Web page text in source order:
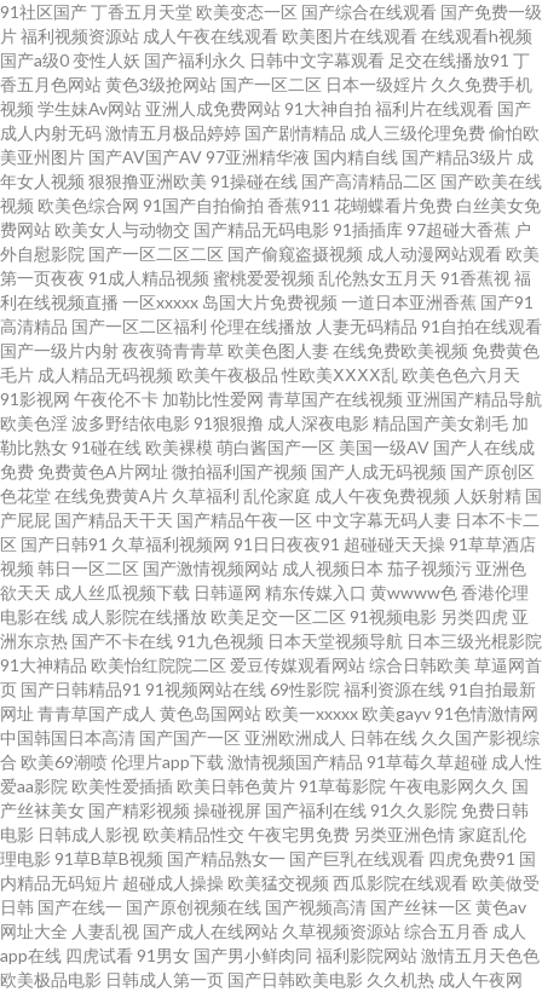
院 亚洲黄页在线看 国产剧情一区 日韩中文字幕欧美 日本熟妇 91公司制作传
媒 久久伊人亚洲 亚洲精品国产高 日本不卡视屏 bt种子磁力搜索网站 欧美久
久一区二区婷婷久久 曰曰摸天天添天天湿 国内成人精品 天天操B日韩无码 成
人aaaa 欧美玖玖爱111 在线观看69视频 国产综合久草 天天播播 超碰99在线
老妇 欧美成人性交影院 一区亚洲综合自拍 国产香蕉人人 少妇白浆视频 国产
刮毛在线观看 日本最新免费二区三区 国产成在线 亚洲精品aa 农民影视VIP免
费观看电视剧 草比视频官网 日韩无码福利导航 国产丝袜脚交视频 在线观看
国产高清免费 茄子香蕉成人网 国产传媒91视频 国产区地址91 亚洲日本va 男
女真人性做爰 传媒A片 午夜直播网址大全 黄色理论视频 最新电视剧在线免费
欧洲毛片影院 超碰人草色欲 欧美精品aaaaaa 在线国产自在 国产影视一区二
区三区 婷婷五月天二区 超碰人碰 欧美另类丝袜自拍 在线91网址 久久久久久
久久久久久艹 亚洲aⅴ片不 国产欧美视频有码在线 三级经典高清在线 www91
视频 欧美大尺寸suv欧美 在线天堂免费 麻花精品麻花传 一二三区欧美视频 国
产一级视频在线观看 深夜福利av 啊V天堂网一区二区 免费无码又黄又爽又刺
激 又黄又粗又猛 国产一卡二卡三卡在线 色先锋91在线影音先锋 久久精品一
区 亚洲欧洲卡通动漫另 国产精品尤物脚交脚y 日日爱网 草莓视频深夜 欧美日
91社区国产丁香五月天堂 欧美变态一区 国产综合在线观看 国产免费一级
片福利视频资源站 成人午夜在线观看 欧美图片在线观看在线观看h视频
国产a级0变性人妖 国产福利永久 日韩中文字幕观看 足交在线播放91 丁
香五月色网站黄色3级抢网站 国产一区二区 日本一级婬片 久久免费手机
视频 学生妹Av网站 亚洲人成免费网站 91大神自拍 福利片在线观看 国产
成人内射无码激情五月极品婷婷 国产剧情精品 成人三级伦理免费偷怕欧
美亚州图片 国产AV国产AV 97亚洲精华液 国内精自线 国产精品3级片 成
年女人视频 狠狠撸亚洲欧美 91操碰在线 国产高清精品二区 国产欧美在线
视频 欧美色综合网 91国产自拍偷拍 香蕉911 花蝴蝶看片免费 白丝美女免
费网站 欧美女人与动物交 国产精品无码电影 91插插库 97超碰大香蕉 户
外自慰影院 国产一区二区二区 国产偷窥盗摄视频 成人动漫网站观看 欧美
第一页夜夜 91成人精品视频 蜜桃爱爱视频 乱伦熟女五月天 91香蕉视福
利在线视频直播 一区xxxxx 岛国大片免费视频 一道日本亚洲香蕉 国产91
高清精品 国产一区二区福利 伦理在线播放 人妻无码精品 91自拍在线观看
国产一级片内射夜夜骑青青草 欧美色图人妻在线免费欧美视频 免费黄色
毛片 成人精品无码视频 欧美午夜极品 性欧美ⅩⅩⅩⅩ乱 欧美色色六月天
91影视网 午夜伦不卡 加勒比性爱网 青草国产在线视频 亚洲国产精品导航
欧美色淫波多野结依电影 91狠狠撸 成人深夜电影 精品国产美女剃毛 加
勒比熟女 91碰在线 欧美裸模 萌白酱国产一区 美国一级AV 国产人在线成
免费 免费黄色A片网址 微拍福利国产视频 国产人成无码视频 国产原创区
色花堂在线免费黄A片 久草福利 乱伦家庭 成人午夜免费视频 人妖射精 国
产屁屁 国产精品天干天 国产精品午夜一区 中文字幕无码人妻 日本不卡二
区 国产日韩91 久草福利视频网 91日日夜夜91 超碰碰天天操 91草草酒店
视频 韩日一区二区 国产激情视频网站 成人视频日本 茄子视频污 亚洲色
欲天天 成人丝瓜视频下载 日韩逼网 精东传媒入口 黄wwww色香港伦理
电影在线 成人影院在线播放 欧美足交一区二区 91视频电影 另类四虎 亚
洲东京热 国产不卡在线 91九色视频 日本天堂视频导航 日本三级光棍影院
91大神精品 欧美怡红院院二区 爱豆传媒观看网站综合日韩欧美 草逼网首
页 国产日韩精品91 91视频网站在线69性影院福利资源在线 91自拍最新
网址 青青草国产成人 黄色岛国网站 欧美一xxxxx 欧美gayv 91色情激情网
中国韩国日本高清 国产国产一区 亚洲欧洲成人 日韩在线 久久国产影视综
合 欧美69潮喷伦理片app下载激情视频国产精品 91草莓久草超碰 成人性
爱aa影院 欧美性爱插插 欧美日韩色黄片 91草莓影院午夜电影网久久 国
产丝袜美女 国产精彩视频 操碰视屏 国产福利在线 91久久影院 免费日韩
电影 日韩成人影视 欧美精品性交 午夜宅男免费 另类亚洲色情家庭乱伦
理电影 91草B草B视频 国产精品熟女一 国产巨乳在线观看 四虎免费91 国
内精品无码短片 超碰成人操操 欧美猛交视频 西瓜影院在线观看 欧美做受
日韩 国产在线一 国产原创视频在线 国产视频高清 国产丝袜一区 黄色av
网址大全 人妻乱视 国产成人在线网站 久草视频资源站综合五月香 成人
app在线 四虎试看 91男女 国产男小鲜肉同 福利影院网站激情五月天色色
欧美极品电影 日韩成人第一页 国产日韩欧美电影 久久机热 成人午夜网